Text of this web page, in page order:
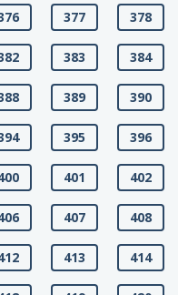
377 378
383 384
389 390
395 396
401 402
407 408
413 414